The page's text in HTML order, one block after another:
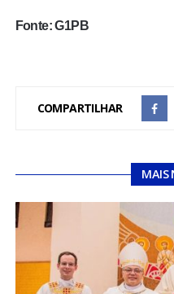
Fonte: G1PB
COMPARTILHAR
MAIS